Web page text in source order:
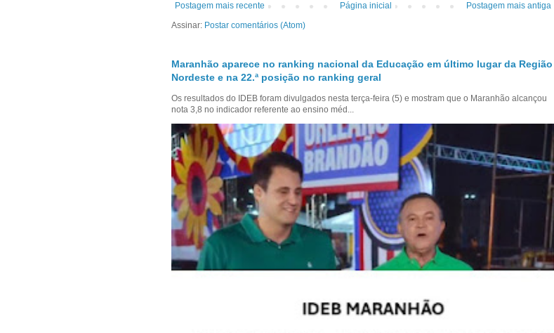
Postagem mais recente Postagem mais antiga
Página inicial
Assinar: Postar comentários (Atom)
Maranhão aparece no ranking nacional da Educação em último lugar da Região
Nordeste e na 22.ª posição no ranking geral
Os resultados do IDEB foram divulgados nesta terça-feira (5) e mostram que o Maranhão alcançou
nota 3,8 no indicador referente ao ensino méd...